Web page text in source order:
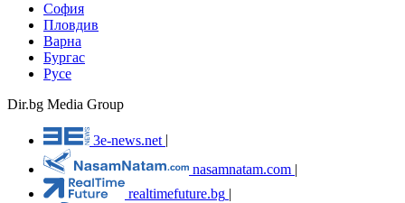
София
Пловдив
Варна
Бургас
Русе
Dir.bg Media Group
3e-news.net
nasamnatam.com |
realtimefuture.bg |